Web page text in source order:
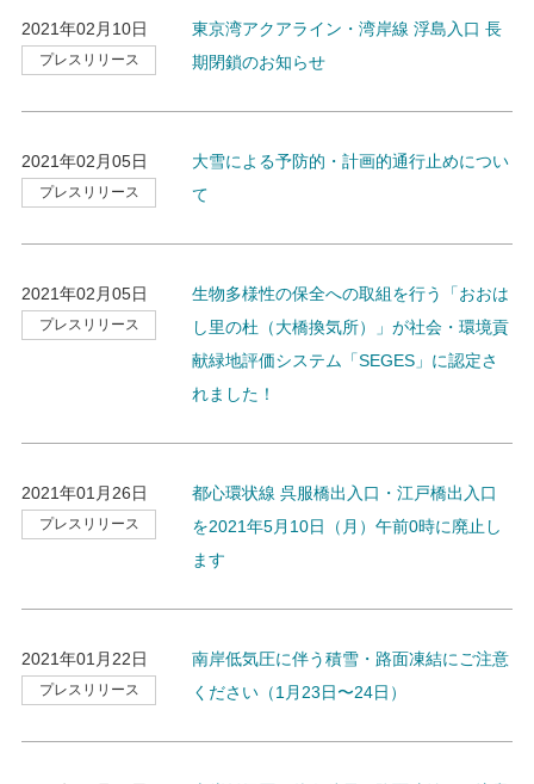
2021年02月10日
プレスリリース
東京湾アクアライン・湾岸線 浮島入口 長
期閉鎖のお知らせ
2021年02月05日
プレスリリース
大雪による予防的・計画的通行止めについ
て
2021年02月05日
プレスリリース
生物多様性の保全への取組を行う「おおは
し里の杜（大橋換気所）」が社会・環境貢
献緑地評価システム「SEGES」に認定さ
れました！
2021年01月26日
プレスリリース
都心環状線 呉服橋出入口・江戸橋出入口
を2021年5月10日（月）午前0時に廃止し
ます
2021年01月22日
プレスリリース
南岸低気圧に伴う積雪・路面凍結にご注意
ください（1月23日〜24日）